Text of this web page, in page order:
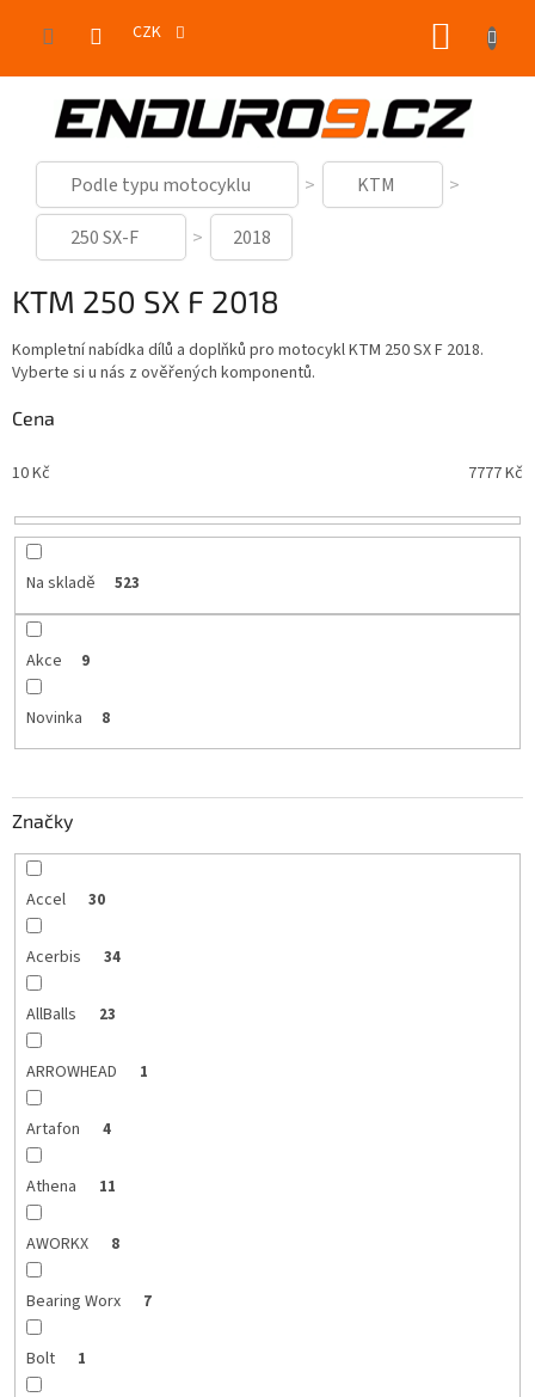
CZK
Podle typu motocyklu
KTM
250 SX-F
2018
KTM 250 SX F 2018
Kompletní nabídka dílů a doplňků pro motocykl KTM 250 SX F 2018.
Vyberte si u nás z ověřených komponentů.
Cena
10Kč 7777Kč
Na skladě 523
Akce 9
Novinka 8
Značky
Accel 30
Acerbis 34
AllBalls 23
ARROWHEAD 1
Artafon 4
Athena 11
AWORKX 8
Bearing Worx 7
Bolt 1